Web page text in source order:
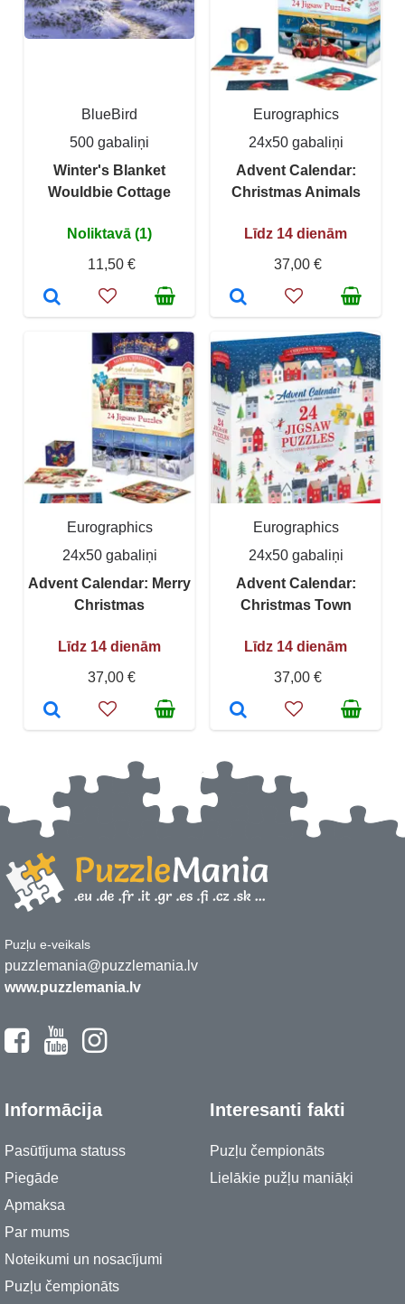
BlueBird
500 gabaliņi
Winter's Blanket
Wouldbie Cottage
Noliktavā (1)
11,50 €
Eurographics
24x50 gabaliņi
Advent Calendar:
Christmas Animals
Līdz 14 dienām
37,00 €
Eurographics
24x50 gabaliņi
Advent Calendar: Merry
Christmas
Līdz 14 dienām
37,00 €
Eurographics
24x50 gabaliņi
Advent Calendar:
Christmas Town
Līdz 14 dienām
37,00 €
Puzļu e-veikals
puzzlemania@puzzlemania.lv
www.puzzlemania.lv
Informācija
Pasūtījuma statuss
Piegāde
Apmaksa
Par mums
Noteikumi un nosacījumi
Puzļu čempionāts
Interesanti fakti
Puzļu čempionāts
Lielākie pužļu maniāķi